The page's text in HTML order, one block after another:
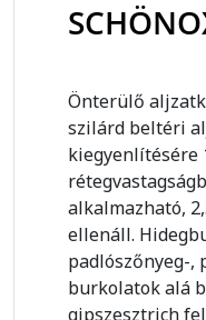
Önterülő
szilárd beltéri
kiegyenlítésére
alkalmazható,
ellenáll.
padlószőnyeg-,
burkolatok alá
gipszesztrich